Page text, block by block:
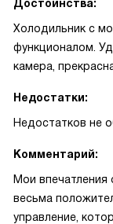
Достоинства:
Холодильник с
функционалом.
камера,
Недостатки:
Недостатков не
Комментарий:
Мои впечатления
весьма
управление,